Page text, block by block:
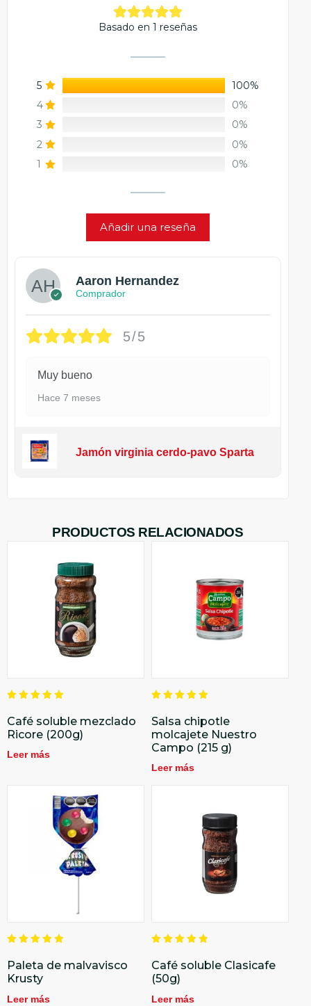
Basado en 1 reseñas
5
100%
4
0%
3
0%
2
0%
1
0%
Añadir una reseña
Aaron Hernandez
Comprador
5/5
Muy bueno
Hace 7 meses
Jamón virginia cerdo-pavo Sparta
PRODUCTOS RELACIONADOS
en
5.00
de 5
Café soluble mezclado
Ricore (200g)
Leer más
en
5.00
de 5
Salsa chipotle
molcajete Nuestro
Campo (215 g)
Leer más
en
5.00
de 5
Paleta de malvavisco
Krusty
Leer más
en
4.86
de 5
Café soluble Clasicafe
(50g)
Leer más